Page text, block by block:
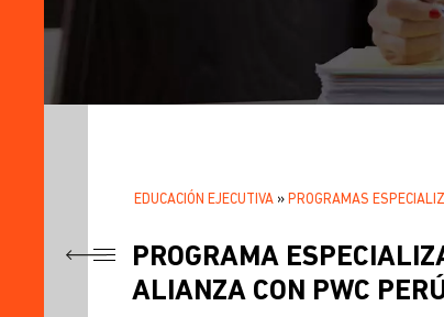
TÍTULO
.SOBRESCRIBIR
ENLACES
DE
EDUCACIÓN EJECUTIVA PROGRAMAS
PROGRAMA
ALIANZA CON PWC